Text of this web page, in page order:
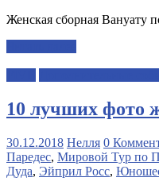
Женская сборная Вануату
10 лучших фото
30.12.2018 Нелля 0
Паредес, Мировой Тур по
Дуда, Эйприл Росс,